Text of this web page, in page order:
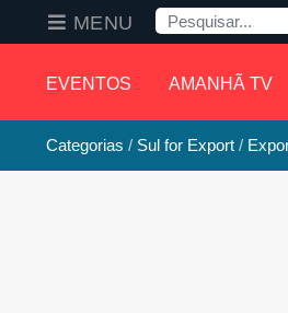
EVENTOS AMANHÃ TV
MENU Pesquisa
Categorias Sul for Export